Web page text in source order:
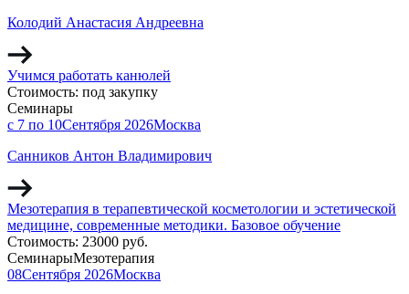
Колодий Анастасия Андреевна
Учимся работать канюлей
Стоимость: под закупку
Семинары
с 7 по 10Сентября 2026Москва
Санников Антон Владимирович
Мезотерапия в терапевтической косметологии и эстетической
медицине, современные методики. Базовое обучение
Стоимость: 23000 руб.
СеминарыМезотерапия
08Сентября 2026Москва